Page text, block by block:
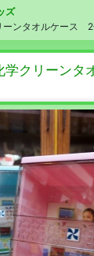
ズ
ーンタオルケース
学クリーン